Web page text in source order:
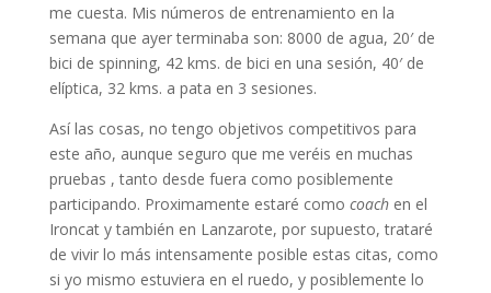
me cuesta. Mis números de entrenamiento en la
semana que ayer terminaba son: 8000 de agua, 20′ de
bici de spinning, 42 kms. de bici en una sesión, 40′ de
elíptica, 32 kms. a pata en 3 sesiones.
Así las cosas, no tengo objetivos competitivos para
este año, aunque seguro que me veréis en muchas
pruebas , tanto desde fuera como posiblemente
participando. Proximamente estaré como coachen el
Ironcat y también en Lanzarote, por supuesto, trataré
de vivir lo más intensamente posible estas citas, como
si yo mismo estuviera en el ruedo, y posiblemente lo